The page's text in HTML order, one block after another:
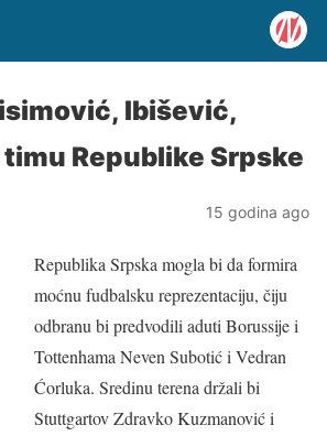
Ibišević,
Republike Srpske
15 godina ago
Republika Srpska mogla bi da formira
moćnu fudbalsku reprezentaciju, čiju
odbranu bi predvodili aduti Borussije i
Tottenhama Neven Subotić i Vedran
Ćorluka. Sredinu terena držali bi
Stuttgartov Zdravko Kuzmanović i